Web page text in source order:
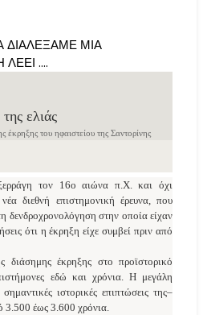
ΔΙΑΛΕΞΑΜΕ ΜΙΑ
ΛΕΕΙ ….
ελιάς
του ηφαιστείου της Σαντορίνης
τον 16ο αιώνα π.Χ. και όχι
διεθνή επιστημονική έρευνα, που
δενδροχρονολόγηση στην οποία είχαν
ότι η έκρηξη είχε συμβεί πριν από
διάσημης έκρηξης στο προϊστορικό
εδώ και χρόνια. Η μεγάλη
ιστορικές επιπτώσεις της–
3.500 έως 3.600 χρόνια.